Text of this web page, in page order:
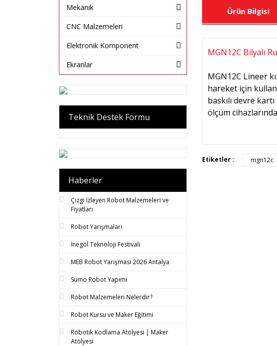
Mekanik
CNC Malzemeleri
Elektronik Komponent
Ekranlar
Teknik Destek Formu
Haberler
Çizgi İzleyen Robot Malzemeleri ve
Fiyatları
Robot Yarışmaları
İnegöl Teknoloji Festivali
MEB Robot Yarışması 2026 Antalya
Sumo Robot Yapımı
Robot Malzemeleri Nelerdir?
Robot Kursu ve Maker Eğitimi
Robotik Kodlama Atölyesi | Maker
Atölyesi
Ürün Bilgisi
MGN12C Bilyalı
MGN12C Lineer
hareket için
baskılı devre
ölçüm
Bu ürünün fiyat
Etiketler : mgn12c